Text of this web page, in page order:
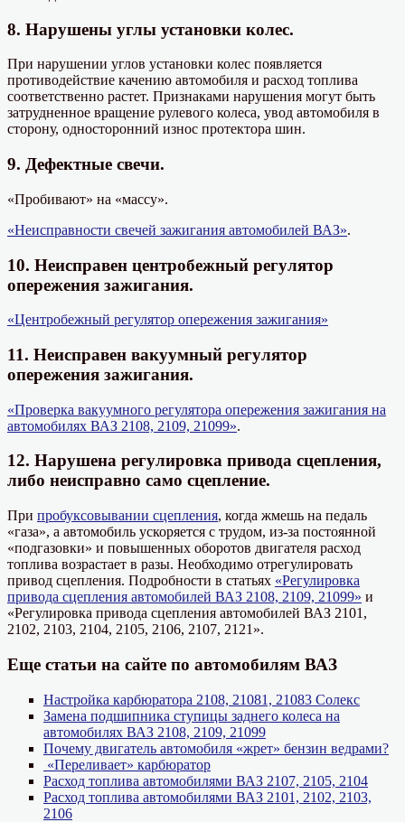
8. Нарушены углы установки колес.
При нарушении углов установки колес появляется
противодействие качению автомобиля и расход топлива
соответственно растет. Признаками нарушения могут быть
затрудненное вращение рулевого колеса, увод автомобиля в
сторону, односторонний износ протектора шин.
9. Дефектные свечи.
«Пробивают» на «массу».
«Неисправности свечей зажигания автомобилей ВАЗ».
10. Неисправен центробежный регулятор
опережения зажигания.
«Центробежный регулятор опережения зажигания»
11. Неисправен вакуумный регулятор
опережения зажигания.
«Проверка вакуумного регулятора опережения зажигания на
автомобилях ВАЗ 2108, 2109, 21099».
12. Нарушена регулировка привода сцепления,
либо неисправно само сцепление.
При пробуксовывании сцепления, когда жмешь на педаль
«газа», а автомобиль ускоряется с трудом, из-за постоянной
«подгазовки» и повышенных оборотов двигателя расход
топлива возрастает в разы. Необходимо отрегулировать
привод сцепления. Подробности в статьях «Регулировка
привода сцепления автомобилей ВАЗ 2108, 2109, 21099» и
«Регулировка привода сцепления автомобилей ВАЗ 2101,
2102, 2103, 2104, 2105, 2106, 2107, 2121».
Еще статьи на сайте по автомобилям ВАЗ
Настройка карбюратора 2108, 21081, 21083 Солекс
Замена подшипника ступицы заднего колеса на
автомобилях ВАЗ 2108, 2109, 21099
Почему двигатель автомобиля «жрет» бензин ведрами?
«Переливает» карбюратор
Расход топлива автомобилями ВАЗ 2107, 2105, 2104
Расход топлива автомобилями ВАЗ 2101, 2102, 2103,
2106